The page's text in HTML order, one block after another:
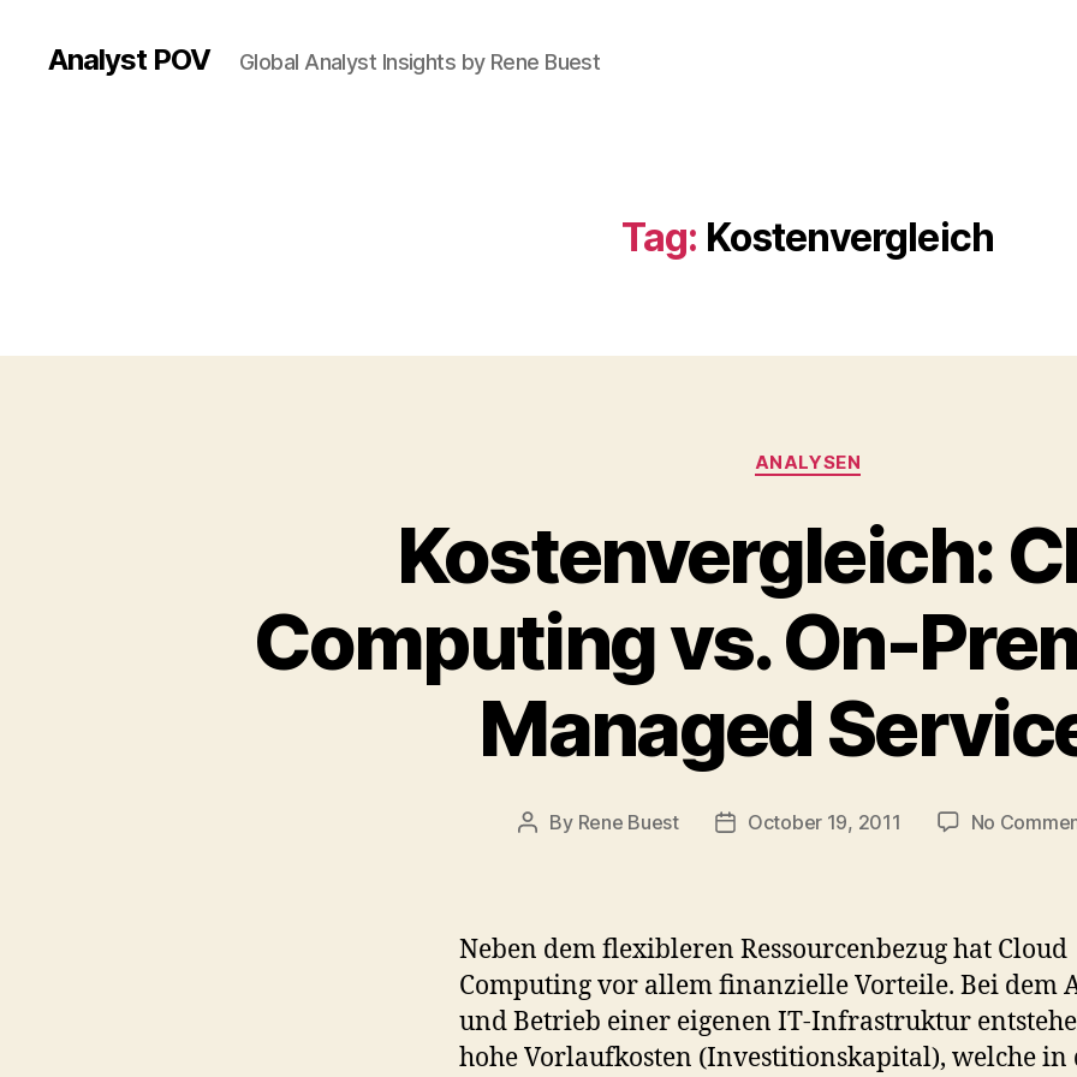
Analyst POV Global Analyst Insights by Rene Buest
Tag: Kostenvergleich
Categories
ANALYSEN
Kostenvergleich:
Computing vs. On-
Managed
Post
By Rene Buest
PostOctober 19, 2011 No
Neben dem flexibleren Ressourcenbezug hat Cloud
Computing vor allem finanzielle Vorteile. Bei dem
und Betrieb einer eigenen IT-Infrastruktur
hohe Vorlaufkosten (Investitionskapital), welche in